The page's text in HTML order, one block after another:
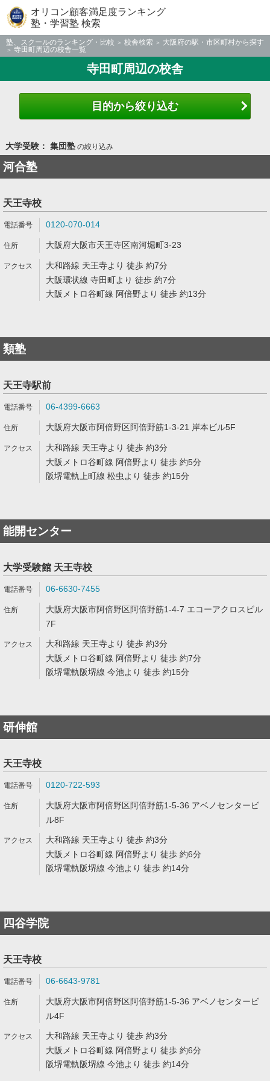
オリコン顧客満足度ランキング
塾・学習塾 検索
塾、スクールのランキング・比較 校舎検索
大阪府の駅・市区町村から探す
寺田町周辺の校舎一覧
寺田町周辺の校舎
目的から絞り込む
大学受験： 集団塾の絞り込み
河合塾
天王寺校
0120-070-014
大阪府大阪市天王寺区南河堀町3-23
大和路線 天王寺より 徒歩 約7分
大阪環状線 寺田町より 徒歩 約7分
大阪メトロ谷町線 阿倍野より 徒歩 約13分
類塾
天王寺駅前
06-4399-6663
大阪府大阪市阿倍野区阿倍野筋1-3-21 岸本ビル5F
大和路線 天王寺より 徒歩 約3分
大阪メトロ谷町線 阿倍野より 徒歩 約5分
阪堺電軌上町線 松虫より 徒歩 約15分
能開センター
大学受験館 天王寺校
06-6630-7455
大阪府大阪市阿倍野区阿倍野筋1-4-7 エコーアクロスビル
7F
大和路線 天王寺より 徒歩 約3分
大阪メトロ谷町線 阿倍野より 徒歩 約7分
阪堺電軌阪堺線 今池より 徒歩 約15分
研伸館
天王寺校
0120-722-593
大阪府大阪市阿倍野区阿倍野筋1-5-36 アベノセンタービ
ル8F
大和路線 天王寺より 徒歩 約3分
大阪メトロ谷町線 阿倍野より 徒歩 約6分
阪堺電軌阪堺線 今池より 徒歩 約14分
四谷学院
天王寺校
06-6643-9781
大阪府大阪市阿倍野区阿倍野筋1-5-36 アベノセンタービ
ル4F
大和路線 天王寺より 徒歩 約3分
大阪メトロ谷町線 阿倍野より 徒歩 約6分
阪堺電軌阪堺線 今池より 徒歩 約14分